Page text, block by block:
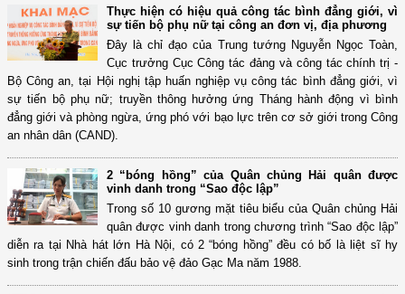
Thực hiện có hiệu quả công tác bình đẳng giới, vì
sự tiến bộ phụ nữ tại công an đơn vị, địa phương
Đây là chỉ đạo của Trung tướng Nguyễn Ngọc Toàn,
Cục trưởng Cục Công tác đảng và công tác chính trị -
Bộ Công an, tại Hội nghị tập huấn nghiệp vụ công tác bình đẳng giới, vì
sự tiến bộ phụ nữ; truyền thông hưởng ứng Tháng hành động vì bình
đẳng giới và phòng ngừa, ứng phó với bạo lực trên cơ sở giới trong Công
an nhân dân (CAND).
2 “bóng hồng” của Quân chủng Hải quân được
vinh danh trong “Sao độc lập”
Trong số 10 gương mặt tiêu biểu của Quân chủng Hải
quân được vinh danh trong chương trình “Sao độc lập”
diễn ra tại Nhà hát lớn Hà Nội, có 2 “bóng hồng” đều có bố là liệt sĩ hy
sinh trong trận chiến đấu bảo vệ đảo Gạc Ma năm 1988.